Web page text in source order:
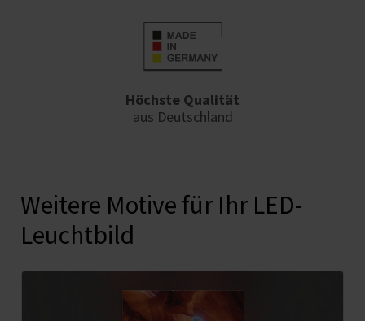
Höchste Qualität
aus Deutschland
Weitere Motive für Ihr LED-
Leuchtbild